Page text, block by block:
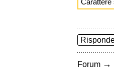
Carattere
Forum →